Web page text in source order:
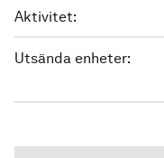
Aktivitet:
Utsända enheter: